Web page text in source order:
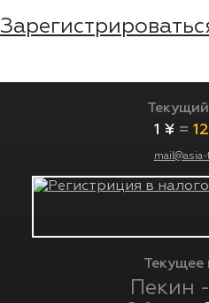
1 ¥ =
mail@asia-
Текущее
Пекин -